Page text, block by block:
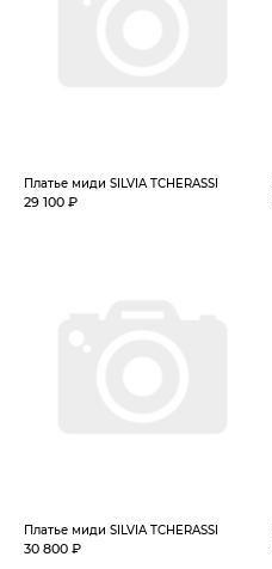
Платье миди SILVIA TCHERASSI
29 100 ₽
Платье миди SILVIA TCHERASSI
30 800 ₽